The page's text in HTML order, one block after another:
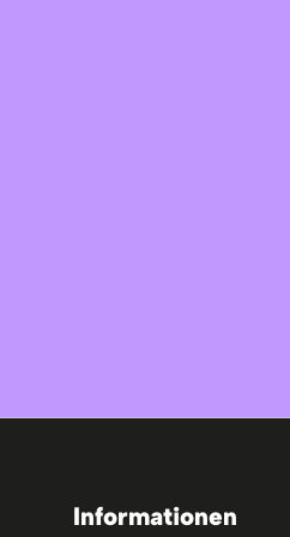
Informationen